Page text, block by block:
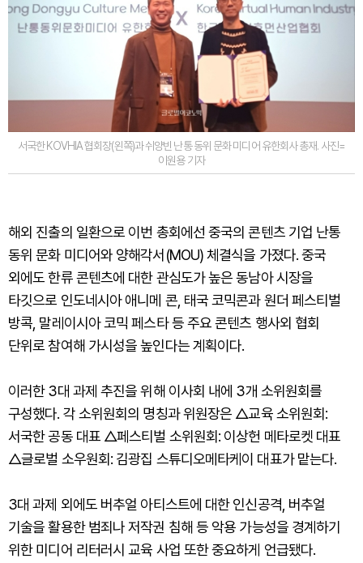
서국한 KOVHIA 협회장(왼쪽)과 쉬양빈 난통 동위 문화 미디어 유한회사 총재. 사진=
이원용 기자
해외 진출의 일환으로 이번 총회에선 중국의 콘텐츠 기업 난통
동위 문화 미디어와 양해각서(MOU) 체결식을 가졌다. 중국
외에도 한류 콘텐츠에 대한 관심도가 높은 동남아 시장을
타깃으로 인도네시아 애니메 콘, 태국 코믹콘과 원더 페스티벌
방콕, 말레이시아 코믹 페스타 등 주요 콘텐츠 행사외 협회
단위로 참여해 가시성을 높인다는 계획이다.
이러한 3대 과제 추진을 위해 이사회 내에 3개 소위원회를
구성했다. 각 소위원회의 명칭과 위원장은 △교육 소위원회:
서국한 공동 대표 △페스티벌 소위원회: 이상헌 메타로켓 대표
△글로벌 소우원회: 김광집 스튜디오메타케이 대표가 맡는다.
3대 과제 외에도 버추얼 아티스트에 대한 인신공격, 버추얼
기술을 활용한 범죄나 저작권 침해 등 악용 가능성을 경계하기
위한 미디어 리터러시 교육 사업 또한 중요하게 언급됐다.